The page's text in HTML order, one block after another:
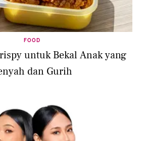
FOOD
untuk Bekal Anak yang
dan Gurih